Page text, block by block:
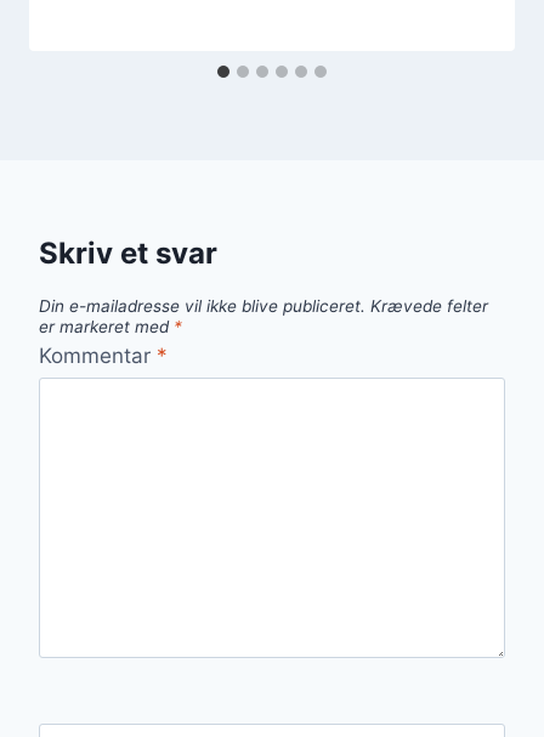
Skriv et svar
Din e-mailadresse vil ikke blive publiceret. Krævede felter
er markeret med *
Kommentar *